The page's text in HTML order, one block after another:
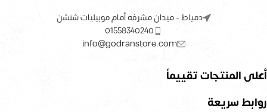
دمياط - ميدان مشرفه أمام موبيليات شنشن
01558340240
info@godranstore.com
أعلى المنتجات تقييماً
روابط سريعة